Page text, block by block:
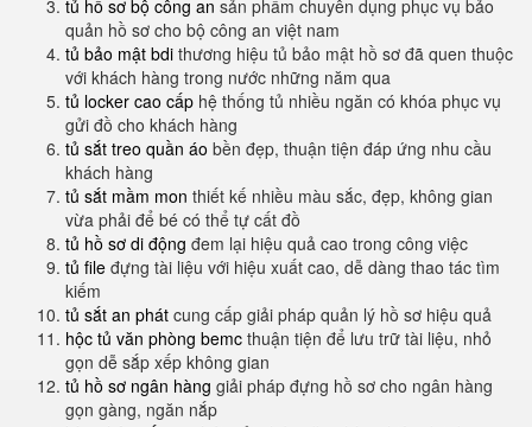
tủ hồ sơ bộ công an sản phẩm chuyên dụng phục vụ bảo
quản hồ sơ cho bộ công an việt nam
tủ bảo mật bdi thương hiệu tủ bảo mật hồ sơ đã quen thuộc
với khách hàng trong nước những năm qua
tủ locker cao cấp hệ thống tủ nhiều ngăn có khóa phục vụ
gửi đồ cho khách hàng
tủ sắt treo quần áo bền đẹp, thuận tiện đáp ứng nhu cầu
khách hàng
tủ sắt mầm mon thiết kế nhiều màu sắc, đẹp, không gian
vừa phải để bé có thể tự cất đồ
tủ hồ sơ di động đem lại hiệu quả cao trong công việc
tủ file đựng tài liệu với hiệu xuất cao, dễ dàng thao tác tìm
kiếm
tủ sắt an phát cung cấp giải pháp quản lý hồ sơ hiệu quả
hộc tủ văn phòng bemc thuận tiện để lưu trữ tài liệu, nhỏ
gọn dễ sắp xếp không gian
tủ hồ sơ ngân hàng giải pháp đựng hồ sơ cho ngân hàng
gọn gàng, ngăn nắp